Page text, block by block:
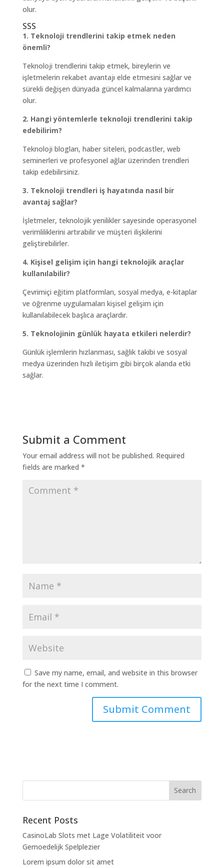
olur.
SSS
1. Teknoloji trendlerini takip etmek neden
önemli?
Teknoloji trendlerini takip etmek, bireylerin ve
işletmelerin rekabet avantajı elde etmesini sağlar ve
sürekli değişen dünyada güncel kalmalarına yardımcı
olur.
2. Hangi yöntemlerle teknoloji trendlerini takip
edebilirim?
Teknoloji blogları, haber siteleri, podcastler, web
seminerleri ve profesyonel ağlar üzerinden trendleri
takip edebilirsiniz.
3. Teknoloji trendleri iş hayatında nasıl bir
avantaj sağlar?
İşletmeler, teknolojik yenilikler sayesinde operasyonel
verimliliklerini artırabilir ve müşteri ilişkilerini
geliştirebilirler.
4. Kişisel gelişim için hangi teknolojik araçlar
kullanılabilir?
Çevrimiçi eğitim platformları, sosyal medya, e-kitaplar
ve öğrenme uygulamaları kişisel gelişim için
kullanılabilecek başlıca araçlardır.
5. Teknolojinin günlük hayata etkileri nelerdir?
Günlük işlemlerin hızlanması, sağlık takibi ve sosyal
medya üzerinden hızlı iletişim gibi birçok alanda etki
sağlar.
Submit a Comment
Your email address will not be published. Required
fields are marked *
Save my name, email, and website in this browser
for the next time I comment.
Recent Posts
CasinoLab Slots met Lage Volatiliteit voor
Gemoedelijk Spelplezier
Lorem ipsum dolor sit amet